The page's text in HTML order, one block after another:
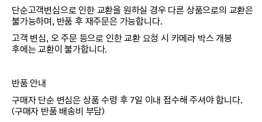
단순고객변심으로 인한 교환을 원하실 경우 다른 상품으로의 교환은
불가능하며, 반품 후 재주문은 가능합니다.
고객 변심, 오 주문 등으로 인한 교환 요청 시 카메라 박스 개봉
후에는 교환이 불가합니다.
반품 안내
구매자 단순 변심은 상품 수령 후 7일 이내 접수해 주셔야 합니다.
(구매자 반품 배송비 부담)